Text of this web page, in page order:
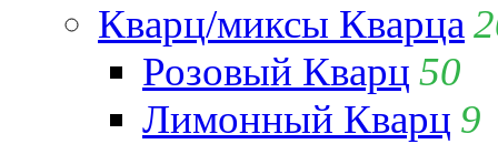
Кварц/миксы Кварца
Розовый Кварц 50
Лимонный Кварц 9